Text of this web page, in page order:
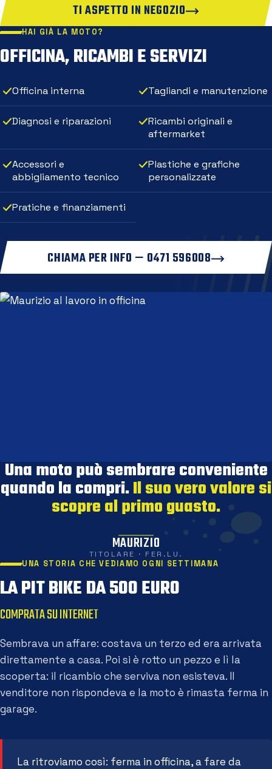
TI ASPETTO IN NEGOZIO
HAI GIÀ LA MOTO?
OFFICINA, RICAMBI E SERVIZI
Officina interna Tagliandi e manutenzione
Diagnosi e riparazioni
Ricambi originali e
aftermarket
Accessori e
abbigliamento tecnico
Plastiche e grafiche
personalizzate
Pratiche e finanziamenti
CHIAMA PER INFO — 0471 596008
Una moto può sembrare conveniente
quando la compri.Il suo vero valore si
scopre al primo guasto.
MAURIZIO
TITOLARE · FER.LU.
UNA STORIA CHE VEDIAMO OGNI SETTIMANA
LA PIT BIKE DA 500 EURO
COMPRATA SU INTERNET
Sembrava un affare: costava un terzo ed era arrivata
direttamente a casa. Poi si è rotto un pezzo e lì la
scoperta: il ricambio che serviva non esisteva. Il
venditore non rispondeva e la moto è rimasta ferma in
garage.
La ritroviamo così: ferma in officina, a fare da